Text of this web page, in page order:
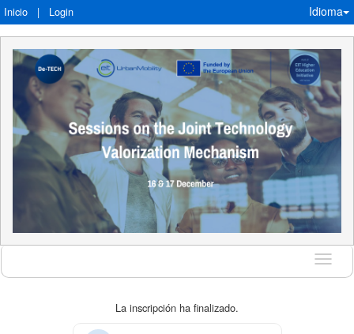
Inicio | Login Idioma
Idioma
La inscripción ha finalizado.